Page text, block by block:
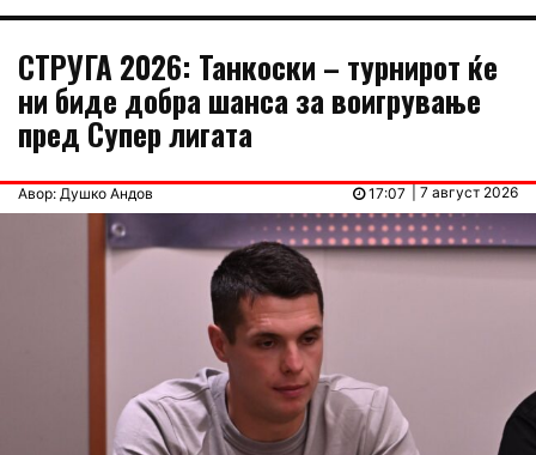
СТРУГА 2026: Танкоски – турнирот ќе
ни биде добра шанса за воигрување
пред Супер лигата
Авор: Душко Андов | 7 август 2026
17:07